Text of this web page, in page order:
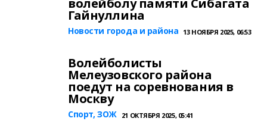
волейболу памяти Сибагата
Гайнуллина
Новости города и района 13 НОЯБРЯ 2025, 06:53
Волейболисты
Мелеузовского района
поедут на соревнования в
Москву
Спорт, ЗОЖ 21 ОКТЯБРЯ 2025, 05:41